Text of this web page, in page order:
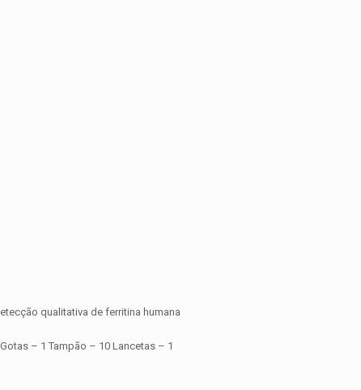
qualitativa de ferritina humana
– 1 Tampão – 10 Lancetas – 1